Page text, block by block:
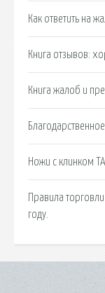
Как ответить на
Книга отзывов:
Книга жалоб и
Ножи с клинком
Правила
году.